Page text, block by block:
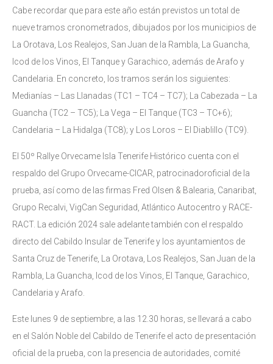
Cabe recordar que para este año están previstos un total de
nueve tramos cronometrados, dibujados por los municipios de
La Orotava, Los Realejos, San Juan de la Rambla, La Guancha,
Icod de los Vinos, El Tanque y Garachico, además de Arafo y
Candelaria. En concreto, los tramos serán los siguientes:
Medianías – Las Llanadas (TC1 – TC4 – TC7); La Cabezada – La
Guancha (TC2 – TC5); La Vega – El Tanque (TC3 – TC+6);
Candelaria – La Hidalga (TC8); y Los Loros – El Diablillo (TC9).
El 50º Rallye Orvecame Isla Tenerife Histórico cuenta con el
respaldo del Grupo Orvecame-CICAR, patrocinadoroficial de la
prueba, así como de las firmas Fred Olsen & Balearia, Canaribat,
Grupo Recalvi, VigCan Seguridad, Atlántico Autocentro y RACE-
RACT. La edición 2024 sale adelante también con el respaldo
directo del Cabildo Insular de Tenerife y los ayuntamientos de
Santa Cruz de Tenerife, La Orotava, Los Realejos, San Juan de la
Rambla, La Guancha, Icod de los Vinos, El Tanque, Garachico,
Candelaria y Arafo.
Este lunes 9 de septiembre, a las 12.30 horas, se llevará a cabo
en el Salón Noble del Cabildo de Tenerife el acto de presentación
oficial de la prueba, con la presencia de autoridades, comité